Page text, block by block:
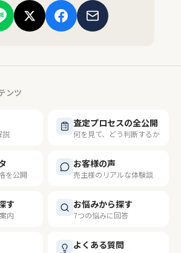
ンツ
説
査定プロセスの全公開
何を見て、どう判断するか
を公開
お客様の声
売主様のリアルな体験談
す
内
お悩みから探す
7つの悩みに回答
よくある質問